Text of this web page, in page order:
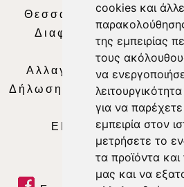
cookies και
της εμπειρίας
τους
να
για να
εμπειρία στον
μετρήσετε το
τα προϊόντα και
μας και να
Θεσσαλία Τηλεόραση|
Διαφήμιση | Όροι
Απορρήτου |
Αλλαγή Προτιμήσεων
Δήλωση συμμόρφωσης με
2018/334|
ΕΝΗΜΕΡΩΣΗ |